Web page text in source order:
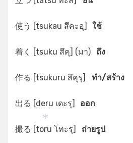
使う [tsukau สึคะอุ] ใช้
着く [tsuku สึคุ] (มา) ถึง
作る [tsukuru สึคุรุ] ทำ/สร้าง
出る [deru เดะรุ] ออก
撮る [toru โทะรุ] ถ่ายรูป
*